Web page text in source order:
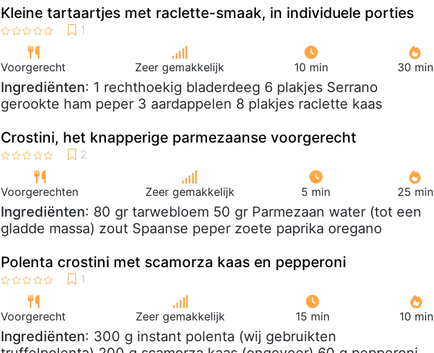
Kleine tartaartjes met raclette-smaak, in individuele porties
Voorgerecht Zeer gemakkelijk 10 min 30 min
Ingrediënten: 1 rechthoekig bladerdeeg 6 plakjes Serrano
gerookte ham peper 3 aardappelen 8 plakjes raclette kaas
Crostini, het knapperige parmezaanse voorgerecht
Voorgerechten Zeer gemakkelijk 5 min 25 min
Ingrediënten: 80 gr tarwebloem 50 gr Parmezaan water (tot een
gladde massa) zout Spaanse peper zoete paprika oregano
Polenta crostini met scamorza kaas en pepperoni
Voorgerecht Zeer gemakkelijk 15 min 10 min
Ingrediënten: 300 g instant polenta (wij gebruikten